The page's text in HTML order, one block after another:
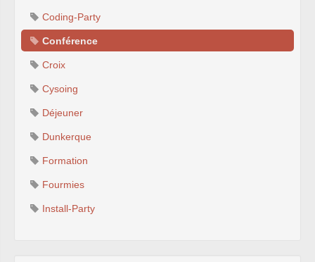
Coding-Party
Conférence
Croix
Cysoing
Déjeuner
Dunkerque
Formation
Fourmies
Install-Party